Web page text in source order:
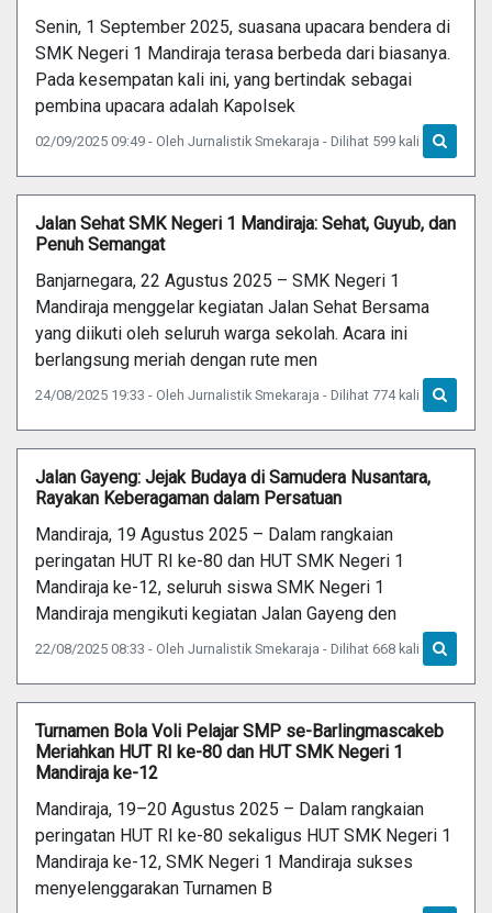
Senin, 1 September 2025, suasana upacara bendera di
SMK Negeri 1 Mandiraja terasa berbeda dari biasanya.
Pada kesempatan kali ini, yang bertindak sebagai
pembina upacara adalah Kapolsek
02/09/2025 09:49 - Oleh Jurnalistik Smekaraja - Dilihat 599 kali
Jalan Sehat SMK Negeri 1 Mandiraja: Sehat, Guyub, dan
Penuh Semangat
Banjarnegara, 22 Agustus 2025 – SMK Negeri 1
Mandiraja menggelar kegiatan Jalan Sehat Bersama
yang diikuti oleh seluruh warga sekolah. Acara ini
berlangsung meriah dengan rute men
24/08/2025 19:33 - Oleh Jurnalistik Smekaraja - Dilihat 774 kali
Jalan Gayeng: Jejak Budaya di Samudera Nusantara,
Rayakan Keberagaman dalam Persatuan
Mandiraja, 19 Agustus 2025 – Dalam rangkaian
peringatan HUT RI ke-80 dan HUT SMK Negeri 1
Mandiraja ke-12, seluruh siswa SMK Negeri 1
Mandiraja mengikuti kegiatan Jalan Gayeng den
22/08/2025 08:33 - Oleh Jurnalistik Smekaraja - Dilihat 668 kali
Turnamen Bola Voli Pelajar SMP se-Barlingmascakeb
Meriahkan HUT RI ke-80 dan HUT SMK Negeri 1
Mandiraja ke-12
Mandiraja, 19–20 Agustus 2025 – Dalam rangkaian
peringatan HUT RI ke-80 sekaligus HUT SMK Negeri 1
Mandiraja ke-12, SMK Negeri 1 Mandiraja sukses
menyelenggarakan Turnamen B